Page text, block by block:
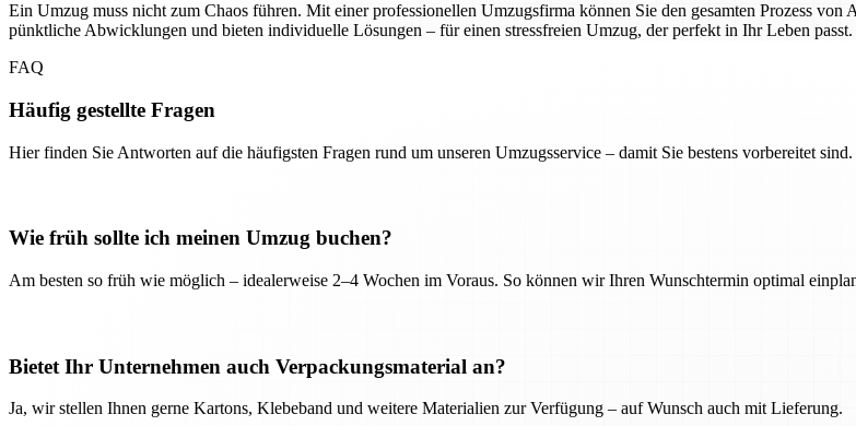
Ein Umzug muss nicht zum Chaos führen. Mit einer professionellen Umzugsfirma können Sie den gesamten Prozess
pünktliche Abwicklungen und bieten individuelle Lösungen – für einen stressfreien Umzug, der perfekt in Ihr Leben passt.
FAQ
Häufig gestellte Fragen
Hier finden Sie Antworten auf die häufigsten Fragen rund um unseren Umzugsservice – damit Sie bestens vorbereitet sind.
Wie früh sollte ich meinen Umzug buchen?
Am besten so früh wie möglich – idealerweise 2–4 Wochen im Voraus. So können wir Ihren Wunschtermin optimal
Bietet Ihr Unternehmen auch Verpackungsmaterial an?
Ja, wir stellen Ihnen gerne Kartons, Klebeband und weitere Materialien zur Verfügung – auf Wunsch auch mit Lieferung.